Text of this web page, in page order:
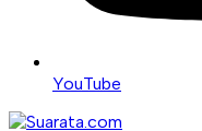
YouTube